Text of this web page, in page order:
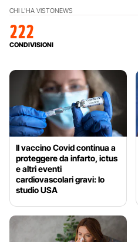
CHI L'HA VISTONEWS
222
CONDIVISIONI
Il vaccino Covid continua a
proteggere da infarto, ictus
e altri eventi
cardiovascolari gravi: lo
studio USA